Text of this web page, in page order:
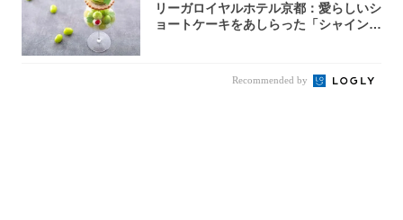
リーガロイヤルホテル京都：愛らしいシ
ョートケーキをあしらった「シャインマ
Recommended by